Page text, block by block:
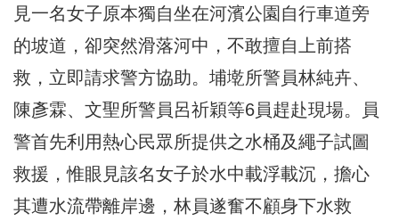
見一名女子原本獨自坐在河濱公園自行車道旁
的坡道，卻突然滑落河中，不敢擅自上前搭
救，立即請求警方協助。埔墘所警員林純卉、
陳彥霖、文聖所警員呂祈穎等6員趕赴現場。員
警首先利用熱心民眾所提供之水桶及繩子試圖
救援，惟眼見該名女子於水中載浮載沉，擔心
其遭水流帶離岸邊，林員遂奮不顧身下水救